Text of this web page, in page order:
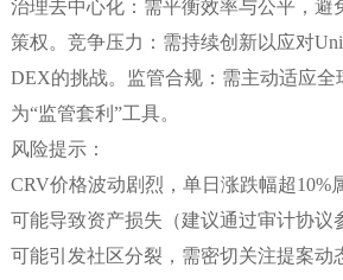
治理去中心化：需平衡效率与公平，避
策权。竞争压力：需持续创新以应对
DEX的挑战。监管合规：需主动适应全
为“监管套利”工具。
风险提示：
CRV价格波动剧烈，单日涨跌幅超10%
可能导致资产损失（建议通过审计协议
可能引发社区分裂，需密切关注提案动